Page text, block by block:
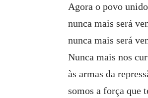
Agora o povo unido
nunca mais será
nunca mais será
Nunca mais nos
às armas da
somos a força que